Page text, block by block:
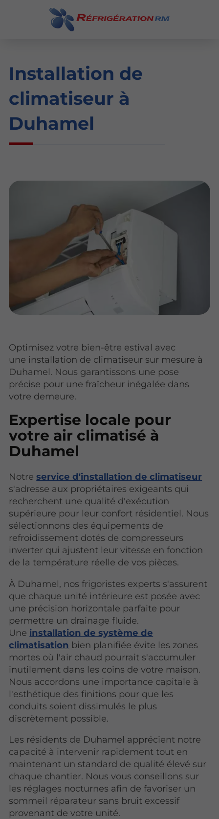
Installation de
climatiseur à
Duhamel
Optimisez votre bien-être estival avec
une installation de climatiseur sur mesure à
Duhamel. Nous garantissons une pose
précise pour une fraîcheur inégalée dans
votre demeure.
Expertise locale pour
votre air climatisé à
Duhamel
Notreservice d'installation de climatiseur
s'adresse aux propriétaires exigeants qui
recherchent une qualité d'exécution
supérieure pour leur confort résidentiel. Nous
sélectionnons des équipements de
refroidissement dotés de compresseurs
inverter qui ajustent leur vitesse en fonction
de la température réelle de vos pièces.
À Duhamel, nos frigoristes experts s'assurent
que chaque unité intérieure est posée avec
une précision horizontale parfaite pour
permettre un drainage fluide.
Une installation de système de
climatisation bien planifiée évite les zones
mortes où l'air chaud pourrait s'accumuler
inutilement dans les coins de votre maison.
Nous accordons une importance capitale à
l'esthétique des finitions pour que les
conduits soient dissimulés le plus
discrètement possible.
Les résidents de Duhamel apprécient notre
capacité à intervenir rapidement tout en
maintenant un standard de qualité élevé sur
chaque chantier. Nous vous conseillons sur
les réglages nocturnes afin de favoriser un
sommeil réparateur sans bruit excessif
provenant de votre unité.